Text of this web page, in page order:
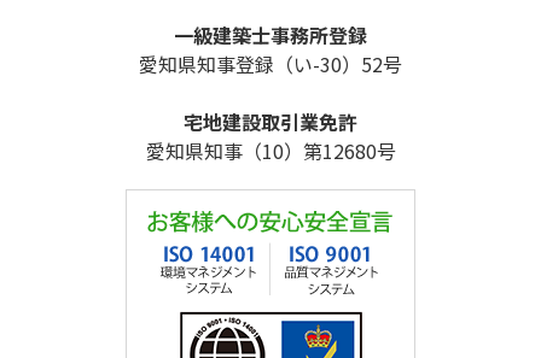
一級建築士事務所登録
愛知県知事登録（い-30）52号
宅地建設取引業免許
愛知県知事（10）第12680号